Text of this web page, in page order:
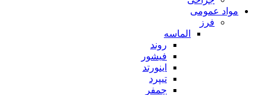
مواد عمومی
فرز
الماسه
روند
فیشور
اینورتد
تیپرد
چمفر